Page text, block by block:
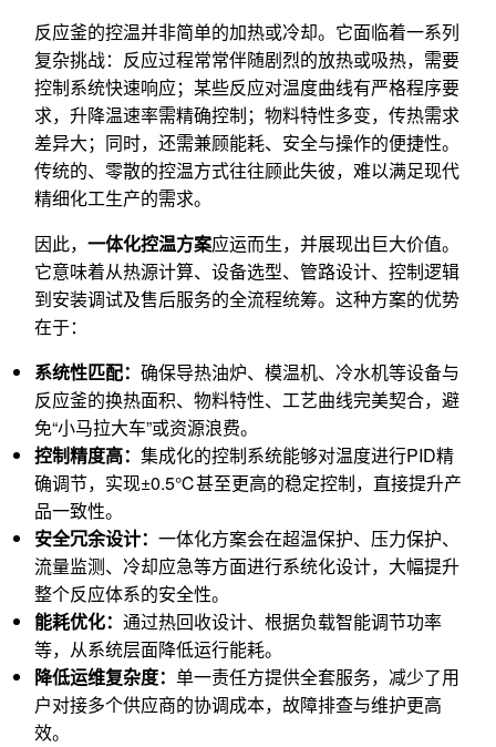
反应釜的控温并非简单的加热或冷却。它面临着一系列
复杂挑战：反应过程常常伴随剧烈的放热或吸热，需要
控制系统快速响应；某些反应对温度曲线有严格程序要
求，升降温速率需精确控制；物料特性多变，传热需求
差异大；同时，还需兼顾能耗、安全与操作的便捷性。
传统的、零散的控温方式往往顾此失彼，难以满足现代
精细化工生产的需求。
因此， 一体化控温方案应运而生，并展现出巨大价值。
它意味着从热源计算、设备选型、管路设计、控制逻辑
到安装调试及售后服务的全流程统筹。这种方案的优势
在于：
系统性匹配： 确保导热油炉、模温机、冷水机等设备与
反应釜的换热面积、物料特性、工艺曲线完美契合，避
免“小马拉大车”或资源浪费。
控制精度高： 集成化的控制系统能够对温度进行PID精
确调节，实现±0.5℃甚至更高的稳定控制，直接提升产
品一致性。
安全冗余设计： 一体化方案会在超温保护、压力保护、
流量监测、冷却应急等方面进行系统化设计，大幅提升
整个反应体系的安全性。
能耗优化： 通过热回收设计、根据负载智能调节功率
等，从系统层面降低运行能耗。
降低运维复杂度： 单一责任方提供全套服务，减少了用
户对接多个供应商的协调成本，故障排查与维护更高
效。